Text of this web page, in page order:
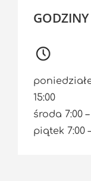
GODZINY
15:00
środa 7:00 –
piątek 7:00